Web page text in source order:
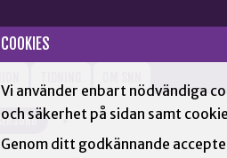
COOKIES
Vi använder enbart nödvändiga
och säkerhet på sidan samt
Genom ditt godkännande
+